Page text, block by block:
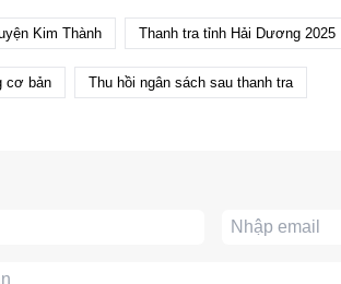
Kim Thành Thanh tra tỉnh Hải Dương 2025
cơ bản Thu hồi ngân sách sau thanh tra